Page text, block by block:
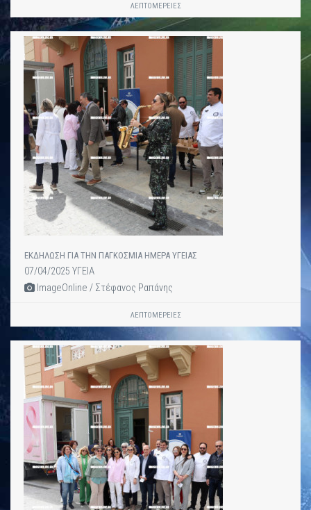
ΛΕΠΤΟΜΈΡΕΙΕΣ
ΕΚΔΗΛΩΣΗ ΓΙΑ ΤΗΝ ΠΑΓΚΟΣΜΙΑ ΗΜΕΡΑ ΥΓΕΙΑΣ
07/04/2025 ΥΓΕΙΑ
ImageOnline / Στέφανος Ραπάνης
ΛΕΠΤΟΜΈΡΕΙΕΣ